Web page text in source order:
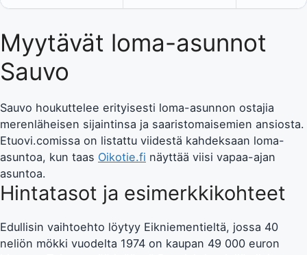
Myytävät loma-asunnot
Sauvo
Sauvo houkuttelee erityisesti loma-asunnon ostajia
merenläheisen sijaintinsa ja saaristomaisemien ansiosta.
Etuovi.comissa on listattu viidestä kahdeksaan loma-
asuntoa, kun taas Oikotie.fi näyttää viisi vapaa-ajan
asuntoa.
Hintatasot ja esimerkkikohteet
Edullisin vaihtoehto löytyy Eikniementieltä, jossa 40
neliön mökki vuodelta 1974 on kaupan 49 000 euron